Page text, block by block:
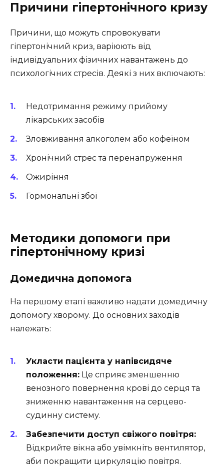
Причини гіпертонічного кризу
Причини, що можуть спровокувати
гіпертонічний криз, варіюють від
індивідуальних фізичних навантажень до
психологічних стресів. Деякі з них включають:
Недотримання режиму прийому
лікарських засобів
Зловживання алкоголем або кофеїном
Хронічний стрес та перенапруження
Ожиріння
Гормональні збої
Методики допомоги при
гіпертонічному кризі
Домедична допомога
На першому етапі важливо надати домедичну
допомогу хворому. До основних заходів
належать:
Укласти пацієнта у напівсидяче
положення: Це сприяє зменшенню
венозного повернення крові до серця та
зниженню навантаження на серцево-
судинну систему.
Забезпечити доступ свіжого повітря:
Відкрийте вікна або увімкніть вентилятор,
аби покращити циркуляцію повітря.